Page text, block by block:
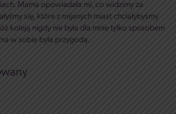
Mama opowiadała mi, co widzimy za
się, które z mijanych miast chciałybyśmy
koleją nigdy nie była dla mnie tylko sposobem
w sobie była przygodą.